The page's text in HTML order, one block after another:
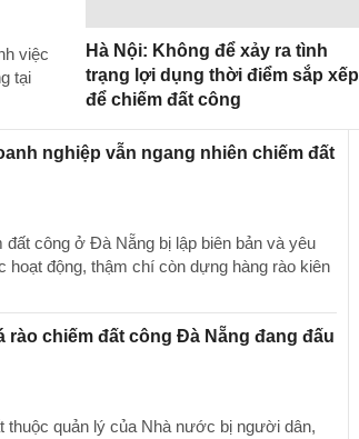
việc
tại
Hà Nội: Không để xảy ra tình
trạng lợi dụng thời điểm sắp xếp
để chiếm đất công
nghiệp vẫn ngang nhiên chiếm đất
đất công ở Đà Nẵng bị lập biên bản và yêu
hoạt động, thậm chí còn dựng hàng rào kiên
rào chiếm đất công Đà Nẵng đang đấu
thuộc quản lý của Nhà nước bị người dân,